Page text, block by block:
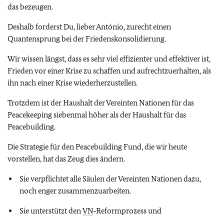
das bezeugen.
Deshalb forderst Du, lieber António, zurecht einen
Quantensprung bei der Friedenskonsolidierung.
Wir wissen längst, dass es sehr viel effizienter und effektiver ist,
Frieden vor einer Krise zu schaffen und aufrechtzuerhalten, als
ihn nach einer Krise wiederherzustellen.
Trotzdem ist der Haushalt der Vereinten Nationen für das
Peacekeepingsiebenmal höher als der Haushalt für das
Peacebuilding.
Die Strategie für denPeacebuilding Fund, die wir heute
vorstellen, hat das Zeug dies ändern.
Sie verpflichtet alle Säulen der Vereinten Nationen dazu,
noch enger zusammenzuarbeiten.
Sie unterstützt denVN‑Reformprozess und